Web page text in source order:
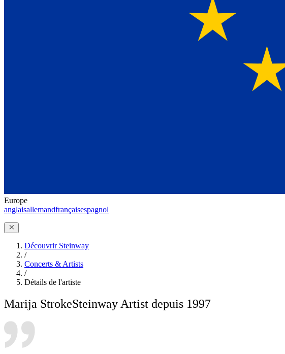
Europe
anglaisallemandfrançaisespagnol
Découvrir Steinway
/
Concerts & Artists
/
Détails de l'artiste
Marija StrokeSteinway Artist depuis 1997